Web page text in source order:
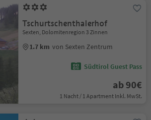
Tschurtschenthalerhof
Sexten, Dolomitenregion 3 Zinnen
1.7 km von Sexten Zentrum
Südtirol Guest Pass
ab 90€
1 Nacht / 1 Apartment Inkl. MwSt.